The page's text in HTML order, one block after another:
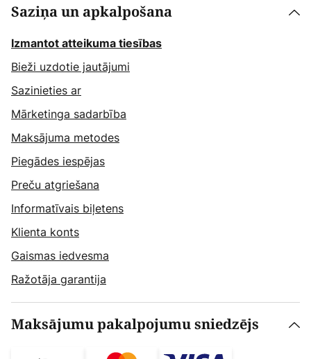
Saziņa un apkalpošana
Izmantot atteikuma tiesības
Bieži uzdotie jautājumi
Sazinieties ar
Mārketinga sadarbība
Maksājuma metodes
Piegādes iespējas
Preču atgriešana
Informatīvais biļetens
Klienta konts
Gaismas iedvesma
Ražotāja garantija
Maksājumu pakalpojumu sniedzējs